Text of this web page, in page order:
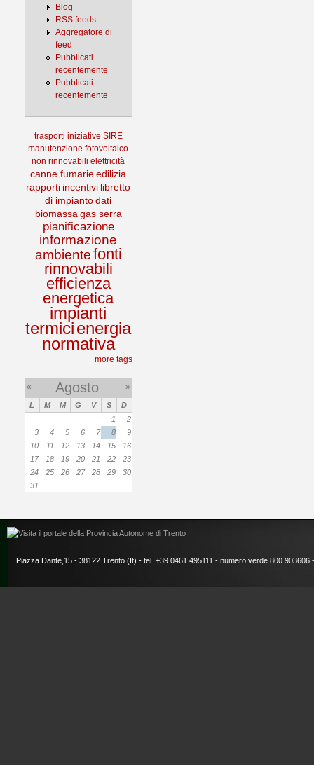
Blog
RSS feeds
Aggregatore di
feed
Pubblicati
recentemente
Pubblicati
recentemente
trasporti iniziative SIRE
manutenzione fotovoltaico
non rinnovabili elettricità
canne fumarie edilizia
rapporti incentivi libretto
di impianto dati
biomassa gas serra
pianificazione
informazione
ambientefonti
rinnovabili
efficienza
energetica
impianti
termicienergia
normativa
more tags
« Agosto »
L M M G V S
D
1
2
3
4 5 6 7 8
9
10
11 12 13 14 15
16
17
18 19 20 21 22
23
24
25 26 27 28 29
30
31
Piazza Dante,15 - 38122 Trento (It) - tel. +39 0461 495111 - numero verde 800 903606